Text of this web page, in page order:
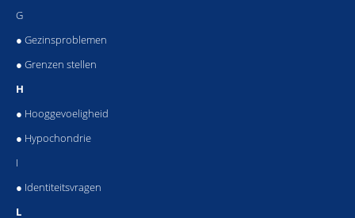
G
● Gezinsproblemen
● Grenzen stellen
H
● Hooggevoeligheid
● Hypochondrie
I
● Identiteitsvragen
L